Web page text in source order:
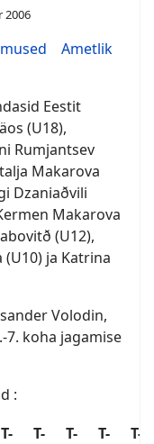
2006
Ametlik
Eestit
(U18),
Rumjantsev
Makarova
Dzaniaðvili
Makarova
(U12),
ja Katrina
Volodin,
7. koha jagamise
:
T-
T-
T-
T-
T-